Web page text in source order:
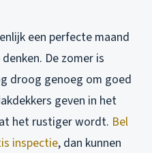
een perfecte maand
De zomer is
droog genoeg om goed
geven in het
het rustiger wordt. Bel
inspectie, dan kunnen